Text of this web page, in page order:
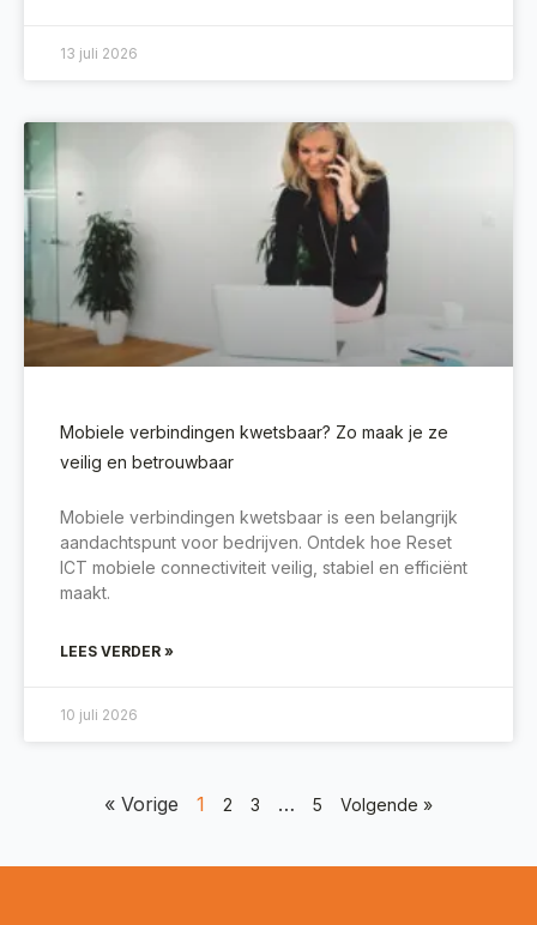
13 juli 2026
Mobiele verbindingen kwetsbaar? Zo maak je ze
veilig en betrouwbaar
Mobiele verbindingen kwetsbaar is een belangrijk
aandachtspunt voor bedrijven. Ontdek hoe Reset
ICT mobiele connectiviteit veilig, stabiel en efficiënt
maakt.
LEES VERDER »
10 juli 2026
« Vorige 1 2 3 … 5 Volgende »